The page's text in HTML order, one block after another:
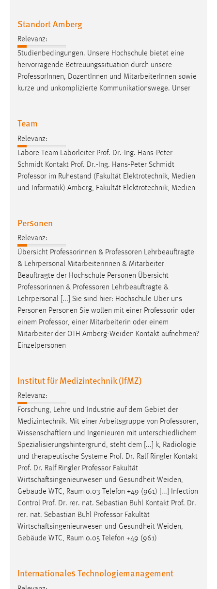
Standort Amberg
Relevanz:
Studienbedingungen. Unsere Hochschule bietet eine
hervorragende Betreuungssituation durch unsere
ProfessorInnen, DozentInnen und MitarbeiterInnen sowie
kurze und unkomplizierte Kommunikationswege. Unser
Team
Relevanz:
Labore Team Laborleiter Prof. Dr.-Ing. Hans-Peter
Schmidt Kontakt Prof. Dr.-Ing. Hans-Peter Schmidt
Professor im Ruhestand (Fakultät Elektrotechnik, Medien
und Informatik) Amberg, Fakultät Elektrotechnik, Medien
Personen
Relevanz:
Übersicht Professorinnen & Professoren Lehrbeauftragte
& Lehrpersonal Mitarbeiterinnen & Mitarbeiter
Beauftragte der Hochschule Personen Übersicht
Professorinnen & Professoren Lehrbeauftragte &
Lehrpersonal [...] Sie sind hier: Hochschule Über uns
Personen Personen Sie wollen mit einer Professorin oder
einem Professor, einer Mitarbeiterin oder einem
Mitarbeiter der OTH Amberg-Weiden Kontakt aufnehmen?
Einzelpersonen
Institut für Medizintechnik (IfMZ)
Relevanz:
Forschung, Lehre und Industrie auf dem Gebiet der
Medizintechnik. Mit einer Arbeitsgruppe von Professoren,
Wissenschaftlern und Ingenieuren mit unterschiedlichem
Spezialisierungshintergrund, steht dem [...] k, Radiologie
und therapeutische Systeme Prof. Dr. Ralf Ringler Kontakt
Prof. Dr. Ralf Ringler Professor Fakultät
Wirtschaftsingenieurwesen und Gesundheit Weiden,
Gebäude WTC, Raum 0.03 Telefon +49 (961) [...] Infection
Control Prof. Dr. rer. nat. Sebastian Buhl Kontakt Prof. Dr.
rer. nat. Sebastian Buhl Professor Fakultät
Wirtschaftsingenieurwesen und Gesundheit Weiden,
Gebäude WTC, Raum 0.05 Telefon +49 (961)
Internationales Technologiemanagement
verwendet, um personalisierte Werbung anzuzeigen.
Sie tun dies, indem sie Besucher über Websites
hinweg verfolgen.
Google Ads
Anbieter:
Zweck:
Conversion-Tracking
Cookie Laufzeit:
3 Monate
Facebook Pixel
Name:
_fbp
Anbieter:
Facebook
Zweck:
Conversion-Tracking
Cookie Laufzeit:
3 Monate
EXTERNE MEDIEN
Plattformen anzeigen zu können, werden von diesen
externen Medien Cookies gesetzt.
YouTube
Vimeo